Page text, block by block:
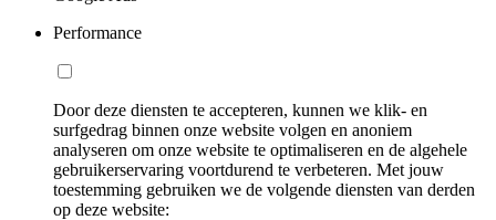
Performance
Door deze diensten te accepteren, kunnen we klik- en
surfgedrag binnen onze website volgen en anoniem
analyseren om onze website te optimaliseren en de algehele
gebruikerservaring voortdurend te verbeteren. Met jouw
toestemming gebruiken we de volgende diensten van derden
op deze website: